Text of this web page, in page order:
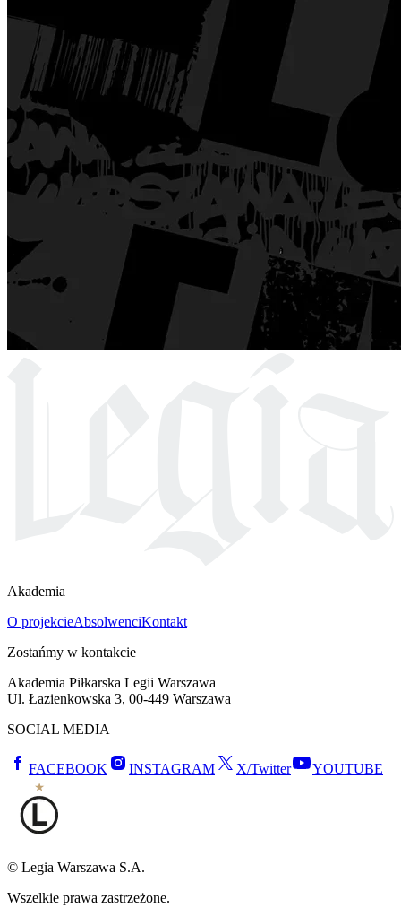
Akademia
O projekcieAbsolwenciKontakt
Zostańmy w kontakcie
Akademia Piłkarska Legii Warszawa
Ul. Łazienkowska 3, 00-449 Warszawa
SOCIAL MEDIA
FACEBOOK INSTAGRAM X/Twitter YOUTUBE
© Legia Warszawa S.A.
Wszelkie prawa zastrzeżone.